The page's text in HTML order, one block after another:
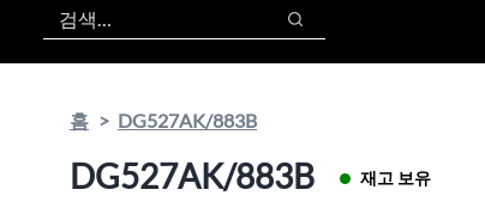
검색
검색
홈 DG527AK/883B
DG527AK/883B 재고 보유